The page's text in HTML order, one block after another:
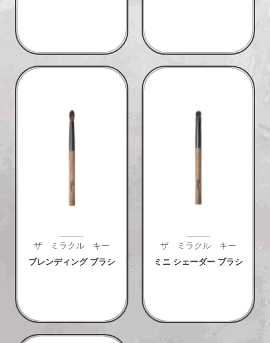
ザ ミラクル キー
ブレンディング ブラシ
ザ ミラクル キー
ミニ シェーダー ブラシ